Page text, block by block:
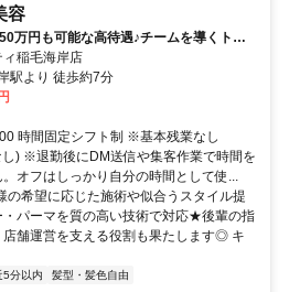
容
万円も可能な高待遇♪チームを導くトッ
稲毛海岸店
駅より 徒歩約7分
時間固定シフト制 ※基本残業なし
) ※退勤後にDM送信や集客作業で時間を
オフはしっかり自分の時間として使...
の希望に応じた施術や似合うスタイル提
パーマを質の高い技術で対応★後輩の指
舗運営を支える役割も果たします◎ キ
5分以内 髪型・髪色自由